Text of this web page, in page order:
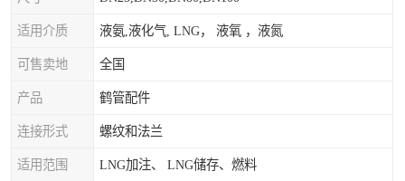
适用介质 液氨,液化气, LNG， 液氧 ，液氮
可售卖地 全国
产品 鹤管配件
连接形式 螺纹和法兰
适用范围 LNG加注、 LNG储存、燃料